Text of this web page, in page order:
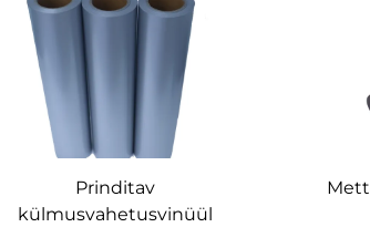
Prinditav
külmusvahetusvinüül